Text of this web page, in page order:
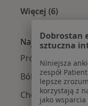
Więcej (6)
Najczęście
Próchnica w
Ból zęba w
Choroby miazgi
Dobrostan
sztuczna
Niniejsza
zespół
lepsze
korzystają z
jako